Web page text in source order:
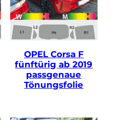
OPEL Corsa F
fünftürig ab 2019
passgenaue
Tönungsfolie